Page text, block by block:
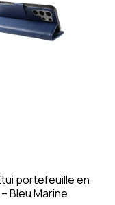
portefeuille en
Bleu Marine